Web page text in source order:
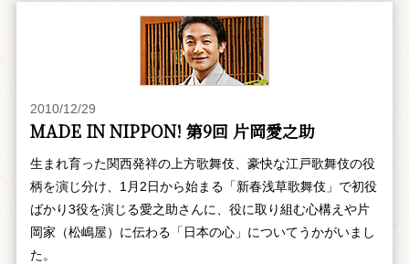
2010/12/29
MADE IN NIPPON! 第9回 片岡愛之助
生まれ育った関西発祥の上方歌舞伎、豪快な江戸歌舞伎の役
柄を演じ分け、1月2日から始まる「新春浅草歌舞伎」で初役
ばかり3役を演じる愛之助さんに、役に取り組む心構えや片
岡家（松嶋屋）に伝わる「日本の心」についてうかがいまし
た。